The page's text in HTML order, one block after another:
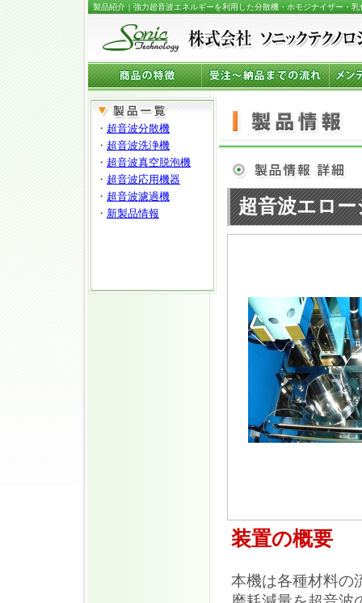
製品紹介｜強力超音波エネルギーを利用した分散機・ホモジナイザー・
超音波エロー
装置の概要
本機は各種材料の